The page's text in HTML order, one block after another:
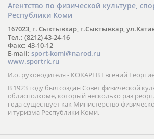
Агентство по физической культуре,
Республики Коми
167023, г. Сыктывкар, г.Сыктывкар,
Тел.: (8212) 43-24-16
Факс: 43-10-12
E-mail: sport-komi@narod.ru
www.sportrk.ru
И.о. руководителя - КОКАРЕВ Евгений
В 1923 году был создан Совет физической
облисполкоме, который несколько раз
года существует как Министерство
и туризма Республики Коми.